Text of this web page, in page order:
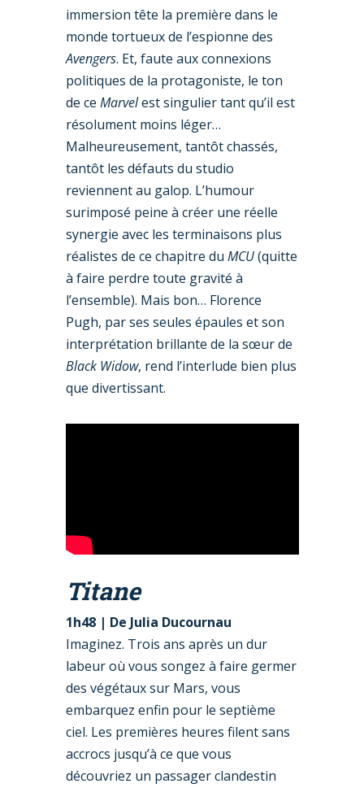
immersion tête la première dans le
monde tortueux de l’espionne des
Avengers. Et, faute aux connexions
politiques de la protagoniste, le ton
de ce Marvelest singulier tant qu’il est
résolument moins léger…
Malheureusement, tantôt chassés,
tantôt les défauts du studio
reviennent au galop. L’humour
surimposé peine à créer une réelle
synergie avec les terminaisons plus
réalistes de ce chapitre du MCU(quitte
à faire perdre toute gravité à
l’ensemble). Mais bon… Florence
Pugh, par ses seules épaules et son
interprétation brillante de la sœur de
Black Widow, rend l’interlude bien plus
que divertissant.
Titane
1h48 | De Julia Ducournau
Imaginez. Trois ans après un dur
labeur où vous songez à faire germer
des végétaux sur Mars, vous
embarquez enfin pour le septième
ciel. Les premières heures filent sans
accrocs jusqu’à ce que vous
découvriez un passager clandestin